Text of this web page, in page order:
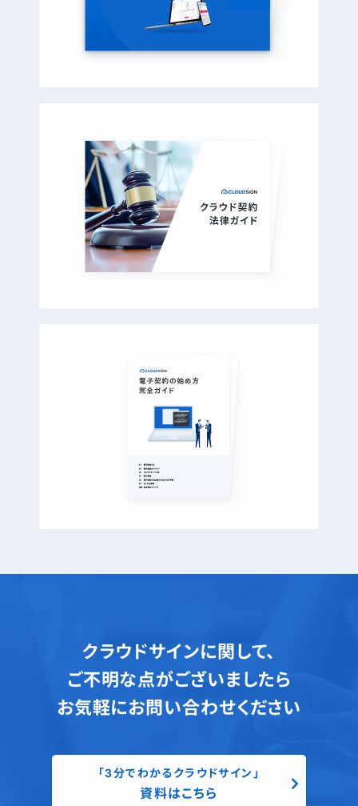
クラウドサインに関して、
ご不明な点がございましたら
お気軽にお問い合わせください
「3分でわかるクラウドサイン」
資料はこちら